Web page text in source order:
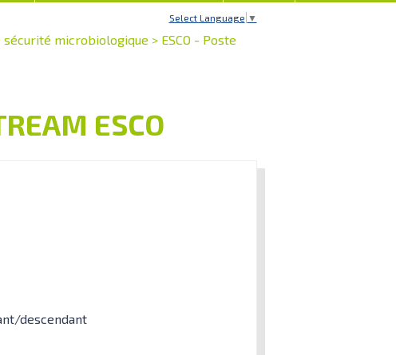
Select Language ▼
sécurité microbiologique > ESCO - Poste
ESCO
descendant